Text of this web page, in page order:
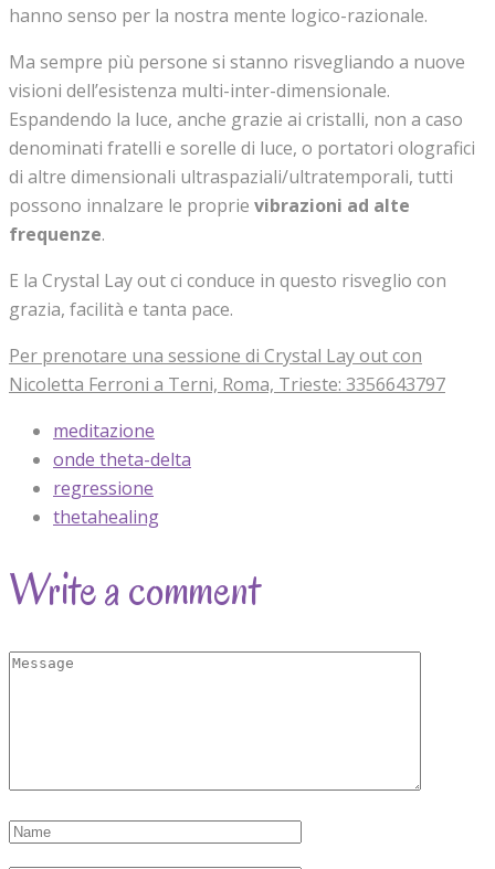
hanno senso per la nostra mente logico-razionale.
Ma sempre più persone si stanno risvegliando a nuove
visioni dell’esistenza multi-inter-dimensionale.
Espandendo la luce, anche grazie ai cristalli, non a caso
denominati fratelli e sorelle di luce, o portatori olografici
di altre dimensionali ultraspaziali/ultratemporali, tutti
possono innalzare le proprie vibrazioni ad alte
frequenze.
E la Crystal Lay out ci conduce in questo risveglio con
grazia, facilità e tanta pace.
Per prenotare una sessione di Crystal Lay out con
Nicoletta Ferroni a Terni, Roma, Trieste: 3356643797
meditazione
onde theta-delta
regressione
thetahealing
Write a comment